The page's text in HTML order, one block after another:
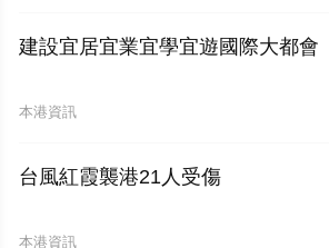
建設宜居宜業宜學宜遊國際大都會
本港資訊
台風紅霞襲港21人受傷
本港資訊